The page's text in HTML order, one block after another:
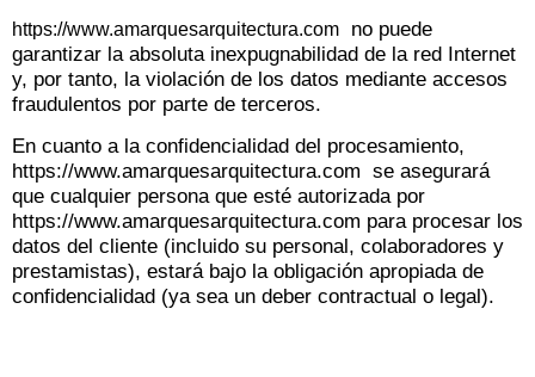
https://www.amarquesarquitectura.com no puede
garantizar la absoluta inexpugnabilidad de la red Internet
y, por tanto, la violación de los datos mediante accesos
fraudulentos por parte de terceros.
En cuanto a la confidencialidad del procesamiento,
https://www.amarquesarquitectura.com se asegurará
que cualquier persona que esté autorizada por
https://www.amarquesarquitectura.com para procesar los
datos del cliente (incluido su personal, colaboradores y
prestamistas), estará bajo la obligación apropiada de
confidencialidad (ya sea un deber contractual o legal).